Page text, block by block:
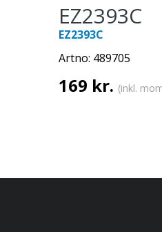
EZ2393C
EZ2393C
Artno: 489705
169 kr. (inkl.